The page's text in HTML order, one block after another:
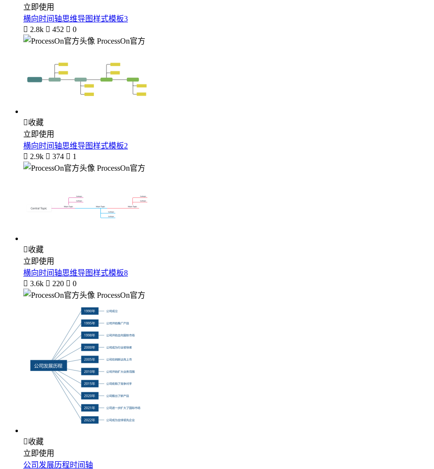
立即使用
横向时间轴思维导图样式模板3
 2.8k  452  0
ProcessOn官方
收藏
立即使用
横向时间轴思维导图样式模板2
 2.9k  374  1
ProcessOn官方
收藏
立即使用
横向时间轴思维导图样式模板8
 3.6k  220  0
ProcessOn官方
收藏
立即使用
公司发展历程时间轴